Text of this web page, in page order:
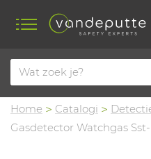
Home Catalogi
Gasdetector Watchgas